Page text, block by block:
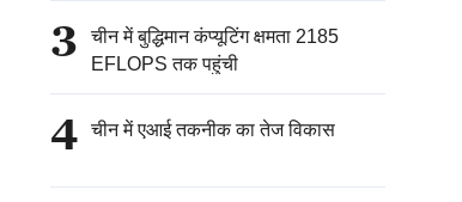
3
चीन में बुद्धिमान कंप्यूटिंग क्षमता 2185
EFLOPS तक पहुंची
4 चीन में एआई तकनीक का तेज विकास